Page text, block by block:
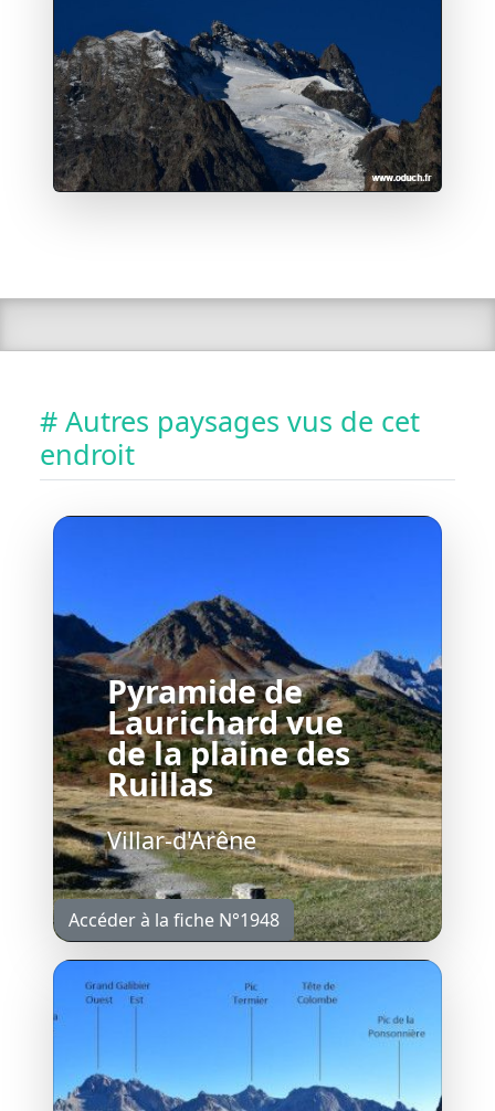
# Autres paysages vus de cet
endroit
Pyramide de
Laurichard vue
de la plaine des
Ruillas
Villar-d'Arêne
Accéder à la fiche N°1948